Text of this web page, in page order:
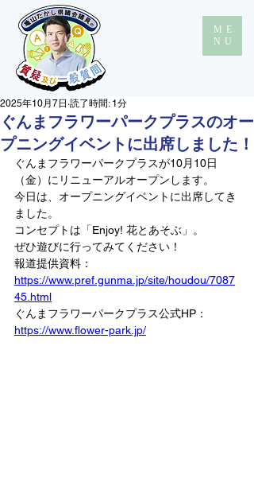
ME
NU
ぐんまフラワーパークプラスのオー
プニングイベントに出席しました！
2025年10月7日 読了時間: 1分
ぐんまフラワーパークプラスが10月10日
（金）にリニューアルオープンします。
今日は、オープニングイベントに出席してき
ました。
コンセプトは「Enjoy! 花とあそぶ」。
ぜひ遊びに行ってみてください！
報道提供資料：
https://www.pref.gunma.jp/site/houdou/7087
45.html
ぐんまフラワーパークプラス公式HP：
https://www.flower-park.jp/